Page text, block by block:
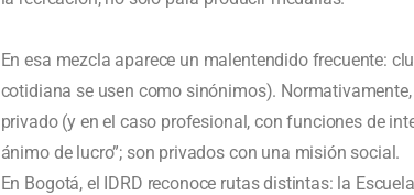
En esa mezcla aparece un malentendido frecuente:
cotidiana se usen como sinónimos).
privado (y en el caso profesional, con funciones de
ánimo de lucro”; son privados con una misión social.
En Bogotá, el IDRD reconoce rutas distintas: la